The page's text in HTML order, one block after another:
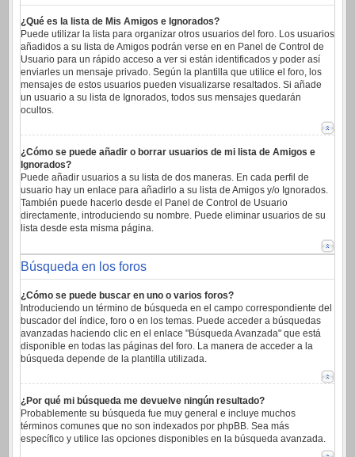
¿Qué es la lista de Mis Amigos e Ignorados?
Puede utilizar la lista para organizar otros usuarios del foro. Los usuarios
añadidos a su lista de Amigos podrán verse en en Panel de Control de
Usuario para un rápido acceso a ver si están identificados y poder así
enviarles un mensaje privado. Según la plantilla que utilice el foro, los
mensajes de estos usuarios pueden visualizarse resaltados. Si añade
un usuario a su lista de Ignorados, todos sus mensajes quedarán
ocultos.
¿Cómo se puede añadir o borrar usuarios de mi lista de Amigos e
Ignorados?
Puede añadir usuarios a su lista de dos maneras. En cada perfil de
usuario hay un enlace para añadirlo a su lista de Amigos y/o Ignorados.
También puede hacerlo desde el Panel de Control de Usuario
directamente, introduciendo su nombre. Puede eliminar usuarios de su
lista desde esta misma página.
Búsqueda en los foros
¿Cómo se puede buscar en uno o varios foros?
Introduciendo un término de búsqueda en el campo correspondiente del
buscador del índice, foro o en los temas. Puede acceder a búsquedas
avanzadas haciendo clic en el enlace "Búsqueda Avanzada" que está
disponible en todas las páginas del foro. La manera de acceder a la
búsqueda depende de la plantilla utilizada.
¿Por qué mi búsqueda me devuelve ningún resultado?
Probablemente su búsqueda fue muy general e incluye muchos
términos comunes que no son indexados por phpBB. Sea más
específico y utilice las opciones disponibles en la búsqueda avanzada.